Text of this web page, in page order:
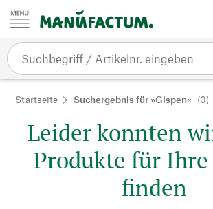
Zum Inhalt springen
Startseite Suchergebnis für »Gispen« (0)
Leider konnten
Produkte für Ihre
finden